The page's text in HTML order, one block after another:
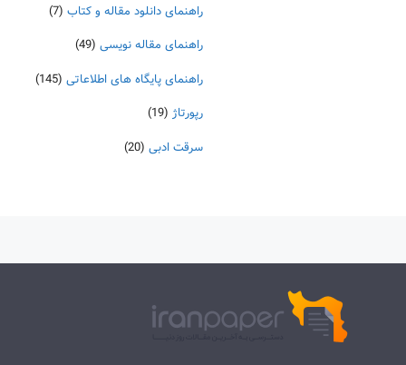
راهنمای دانلود مقاله و کتاب (7)
راهنمای مقاله نویسی (49)
راهنمای پایگاه های اطلاعاتی (145)
رپورتاژ (19)
سرقت ادبی (20)